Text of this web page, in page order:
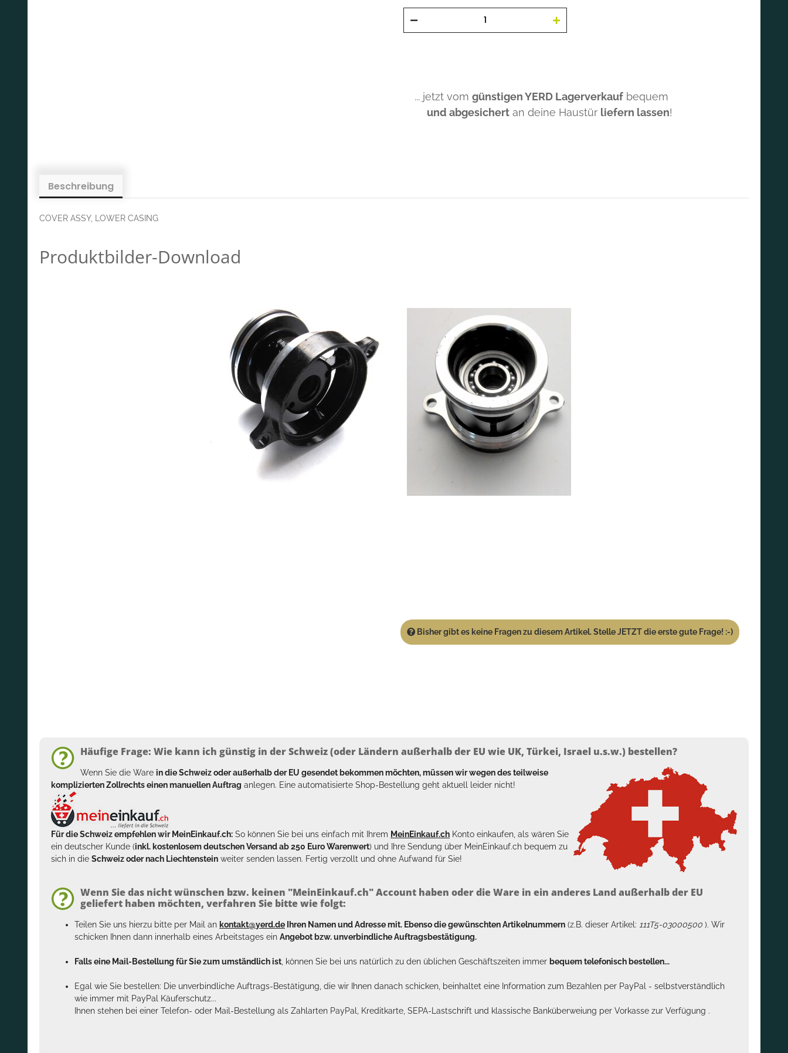
... jetzt vom günstigen YERD Lagerverkauf bequem
und abgesichert an deine Haustür liefern lassen!
Beschreibung
COVER ASSY, LOWER CASING
Produktbilder-Download
Bisher gibt es keine Fragen zu diesem Artikel. Stelle JETZT die erste gute Frage! :-)
Häufige Frage: Wie kann ich günstig in der Schweiz (oder Ländern außerhalb der EU wie UK, Türkei, Israel u.s.w.) bestellen?
Wenn Sie die Ware in die Schweiz oder außerhalb der EU gesendet bekommen möchten, müssen wir wegen des teilweise
komplizierten Zollrechts einen manuellen Auftrag anlegen. Eine automatisierte Shop-Bestellung geht aktuell leider nicht!
Für die Schweiz empfehlen wir MeinEinkauf.ch: So können Sie bei uns einfach mit Ihrem MeinEinkauf.ch Konto einkaufen, als wären Sie
ein deutscher Kunde (inkl. kostenlosem deutschen Versand ab 250 Euro Warenwert) und Ihre Sendung über MeinEinkauf.ch bequem zu
sich in die Schweiz oder nach Liechtenstein weiter senden lassen. Fertig verzollt und ohne Aufwand für Sie!
Wenn Sie das nicht wünschen bzw. keinen "MeinEinkauf.ch" Account haben oder die Ware in ein anderes Land außerhalb der EU
geliefert haben möchten, verfahren Sie bitte wie folgt:
Teilen Sie uns hierzu bitte per Mail an kontakt@yerd.de Ihren Namen und Adresse mit. Ebenso die gewünschten Artikelnummern (z.B. dieser Artikel: 111T5-03000500 ). Wir
schicken Ihnen dann innerhalb eines Arbeitstages ein Angebot bzw. unverbindliche Auftragsbestätigung.
Falls eine Mail-Bestellung für Sie zum umständlich ist , können Sie bei uns natürlich zu den üblichen Geschäftszeiten immer bequem telefonisch bestellen...
Egal wie Sie bestellen: Die unverbindliche Auftrags-Bestätigung, die wir Ihnen danach schicken, beinhaltet eine Information zum Bezahlen per PayPal - selbstverständlich
wie immer mit PayPal Käuferschutz...
Ihnen stehen bei einer Telefon- oder Mail-Bestellung als Zahlarten PayPal, Kreditkarte, SEPA-Lastschrift und klassische Banküberweiung per Vorkasse zur Verfügung .